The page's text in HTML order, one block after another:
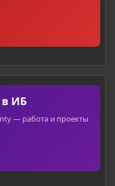
в ИБ
— работа и проекты